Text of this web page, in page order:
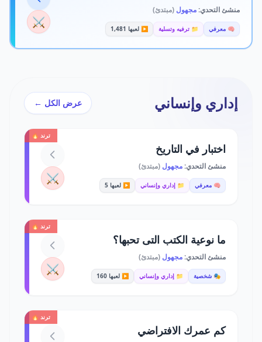
منشئ التحدي:مجهول (مبتدئ)
🧠 معرفي 📁 ترفيه وتسلية ▶️ لعبها 1,481 ⚔️
إداري وإنساني عرض الكل ←
ترند 🔥
اختبار في التاريخ
منشئ التحدي:مجهول (مبتدئ)
🧠 معرفي 📁 إداري وإنساني ▶️ لعبها 5 ⚔️
ترند 🔥
ما نوعية الكتب التى تحبها؟
منشئ التحدي:مجهول (مبتدئ)
🎭 شخصية 📁 إداري وإنساني ▶️ لعبها 160 ⚔️
ترند 🔥
كم عمرك الافتراضي